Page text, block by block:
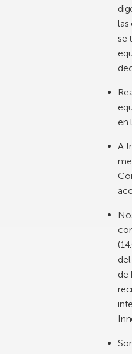
las
se
en
A
de